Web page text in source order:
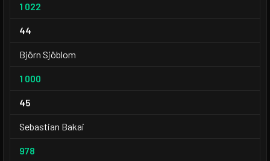
1 022
44
Björn Sjöblom
1 000
45
Sebastian Bakai
978